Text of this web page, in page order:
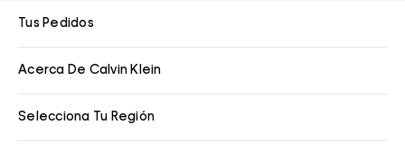
Tus Pedidos
Acerca De Calvin Klein
Selecciona Tu Región